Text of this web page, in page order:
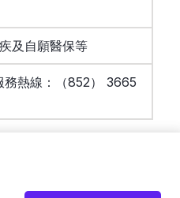
及自願醫保等
熱線：（852） 3665